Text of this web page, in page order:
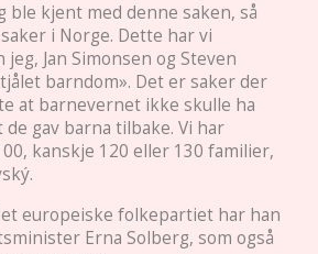
ble kjent med denne saken, så
i Norge. Dette har vi
Jan Simonsen og Steven
barndom». Det er saker der
at barnevernet ikke skulle ha
gav barna tilbake. Vi har
kanskje 120 eller 130 familier,
europeiske folkepartiet har han
Erna Solberg, som også